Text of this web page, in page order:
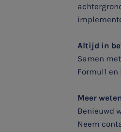
SNEL UW ANTWOORD
Zonder gedoe
Typ hieronder uw
Altijd in
Samen
Formul1
Meer
Benieuwd
Neem